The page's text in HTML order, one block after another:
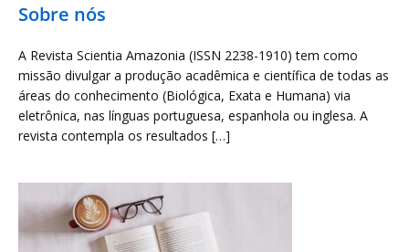
Sobre nós
A Revista Scientia Amazonia (ISSN 2238-1910) tem como
missão divulgar a produção acadêmica e científica de todas as
áreas do conhecimento (Biológica, Exata e Humana) via
eletrônica, nas línguas portuguesa, espanhola ou inglesa. A
revista contempla os resultados […]